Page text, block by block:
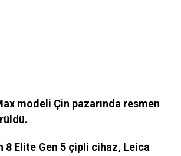
modeli Çin pazarında resmen
8 Elite Gen 5 çipli cihaz, Leica